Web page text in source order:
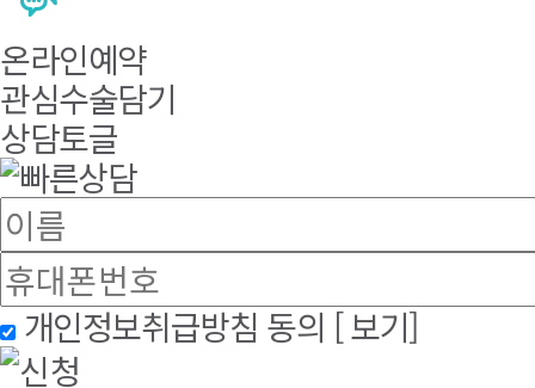
온라인예약
관심수술담기
상담토글
개인정보취급방침 동의 [ 보기]